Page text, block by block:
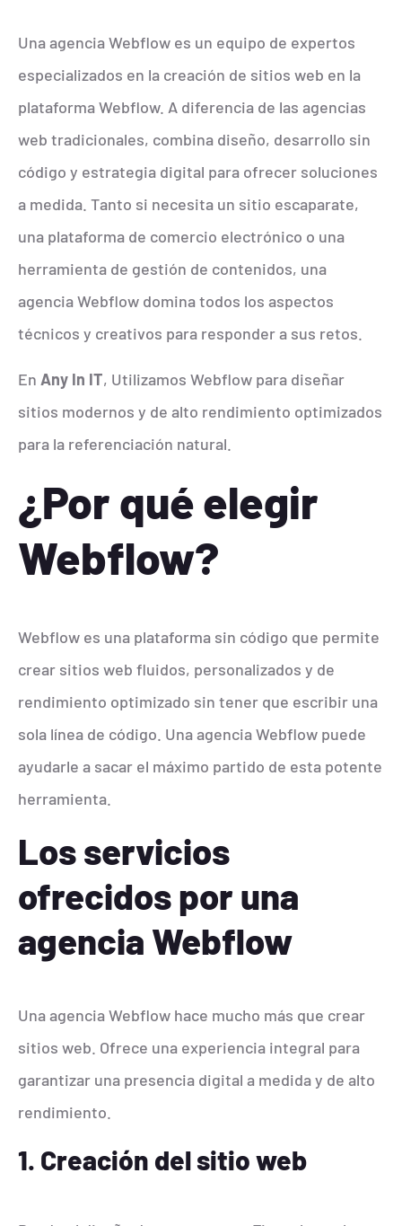
Una agencia Webflow es un equipo de expertos
especializados en la creación de sitios web en la
plataforma Webflow. A diferencia de las agencias
web tradicionales, combina diseño, desarrollo sin
código y estrategia digital para ofrecer soluciones
a medida. Tanto si necesita un sitio escaparate,
una plataforma de comercio electrónico o una
herramienta de gestión de contenidos, una
agencia Webflow domina todos los aspectos
técnicos y creativos para responder a sus retos.
En Any In IT, Utilizamos Webflow para diseñar
sitios modernos y de alto rendimiento optimizados
para la referenciación natural.
¿Por qué elegir
Webflow?
Webflow es una plataforma sin código que permite
crear sitios web fluidos, personalizados y de
rendimiento optimizado sin tener que escribir una
sola línea de código. Una agencia Webflow puede
ayudarle a sacar el máximo partido de esta potente
herramienta.
Los servicios
ofrecidos por una
agencia Webflow
Una agencia Webflow hace mucho más que crear
sitios web. Ofrece una experiencia integral para
garantizar una presencia digital a medida y de alto
rendimiento.
1. Creación del sitio web